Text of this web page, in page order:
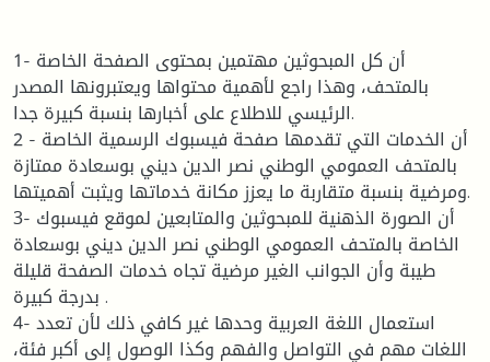
1- أن كل المبحوثين مهتمين بمحتوى الصفحة الخاصة
بالمتحف، وهذا راجع لأهمية محتواها ويعتبرونها المصدر
الرئيسي للاطلاع على أخبارها بنسبة كبيرة جدا.
2 - أن الخدمات التي تقدمها صفحة فيسبوك الرسمية الخاصة
بالمتحف العمومي الوطني نصر الدين ديني بوسعادة ممتازة
ومرضية بنسبة متقاربة ما يعزز مكانة خدماتها ويثبت أهميتها.
3- أن الصورة الذهنية للمبحوثين والمتابعين لموقع فيسبوك
الخاصة بالمتحف العمومي الوطني نصر الدين ديني بوسعادة
طيبة وأن الجوانب الغير مرضية تجاه خدمات الصفحة قليلة
بدرجة كبيرة .
4- استعمال اللغة العربية وحدها غير كافي ذلك لأن تعدد
اللغات مهم في التواصل والفهم وكذا الوصول إلى أكبر فئة،